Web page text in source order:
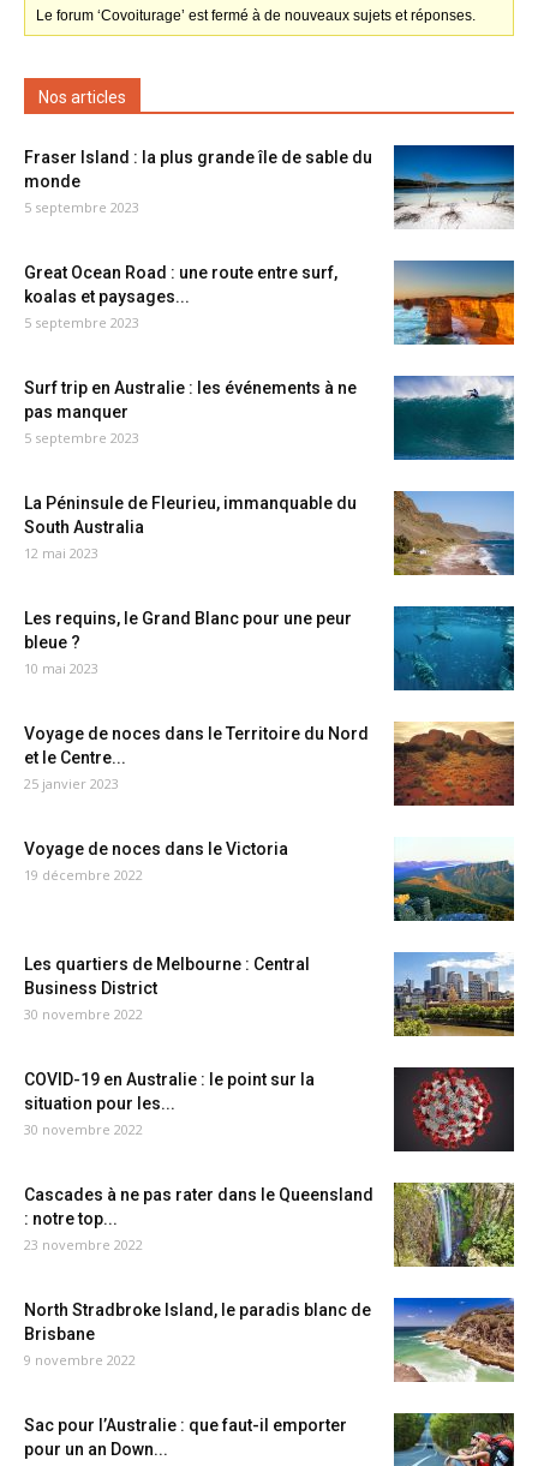
Le forum ‘Covoiturage’ est fermé à de nouveaux sujets et réponses.
Nos articles
Fraser Island : la plus grande île de sable du
monde
5 septembre 2023
Great Ocean Road : une route entre surf,
koalas et paysages...
5 septembre 2023
Surf trip en Australie : les événements à ne
pas manquer
5 septembre 2023
La Péninsule de Fleurieu, immanquable du
South Australia
12 mai 2023
Les requins, le Grand Blanc pour une peur
bleue ?
10 mai 2023
Voyage de noces dans le Territoire du Nord
et le Centre...
25 janvier 2023
Voyage de noces dans le Victoria
19 décembre 2022
Les quartiers de Melbourne : Central
Business District
30 novembre 2022
COVID-19 en Australie : le point sur la
situation pour les...
30 novembre 2022
Cascades à ne pas rater dans le Queensland
: notre top...
23 novembre 2022
North Stradbroke Island, le paradis blanc de
Brisbane
9 novembre 2022
Sac pour l’Australie : que faut-il emporter
pour un an Down...